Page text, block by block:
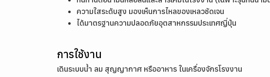
ความใสระดับสูง มองเห็นการไหลของเหลวชัดเจน
ได้มาตรฐานความปลอดภัยอุตสาหกรรมประเทศญี่ปุ่น
การใช้งาน
เดินระบบน้ำ ลม สุญญากาศ หรืออาหาร ในเครื่องจักรโรงงาน